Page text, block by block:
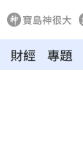
寶島神很大
財經 專題